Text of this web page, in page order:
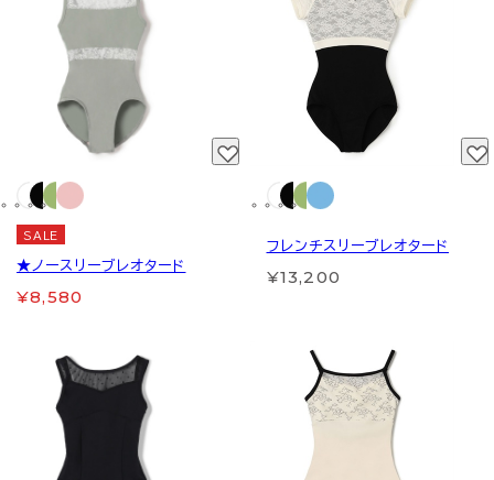
SALE
★ノースリーブレオタード
¥8,580
フレンチスリーブレオタード
¥13,200